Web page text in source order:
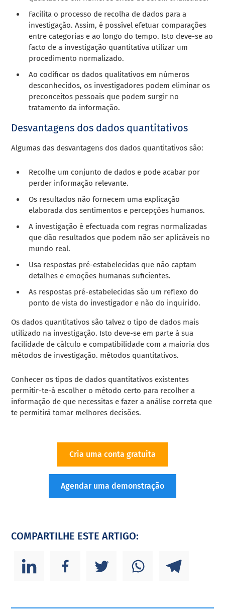
Facilita o processo de recolha de dados para a
investigação. Assim, é possível efetuar comparações
entre categorias e ao longo do tempo. Isto deve-se ao
facto de a investigação quantitativa utilizar um
procedimento normalizado.
Ao codificar os dados qualitativos em números
desconhecidos, os investigadores podem eliminar os
preconceitos pessoais que podem surgir no
tratamento da informação.
Desvantagens dos dados quantitativos
Algumas das desvantagens dos dados quantitativos são:
Recolhe um conjunto de dados e pode acabar por
perder informação relevante.
Os resultados não fornecem uma explicação
elaborada dos sentimentos e percepções humanos.
A investigação é efectuada com regras normalizadas
que dão resultados que podem não ser aplicáveis no
mundo real.
Usa respostas pré-estabelecidas que não captam
detalhes e emoções humanas suficientes.
As respostas pré-estabelecidas são um reflexo do
ponto de vista do investigador e não do inquirido.
Os dados quantitativos são talvez o tipo de dados mais
utilizado na investigação. Isto deve-se em parte à sua
facilidade de cálculo e compatibilidade com a maioria dos
métodos de investigação. métodos quantitativos.
Conhecer os tipos de dados quantitativos existentes
permitir-te-á escolher o método certo para recolher a
informação de que necessitas e fazer a análise correta que
te permitirá tomar melhores decisões.
Cria uma conta gratuita
Agendar uma demonstração
COMPARTILHE ESTE ARTIGO: